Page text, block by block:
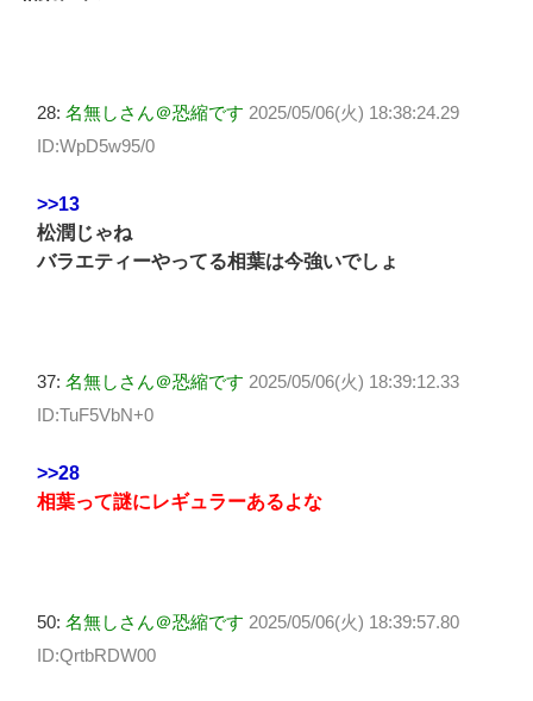
28: 名無しさん＠恐縮です 2025/05/06(火) 18:38:24.29
ID:WpD5w95/0
>>13
松潤じゃね
バラエティーやってる相葉は今強いでしょ
37: 名無しさん＠恐縮です 2025/05/06(火) 18:39:12.33
ID:TuF5VbN+0
>>28
相葉って謎にレギュラーあるよな
50: 名無しさん＠恐縮です 2025/05/06(火) 18:39:57.80
ID:QrtbRDW00